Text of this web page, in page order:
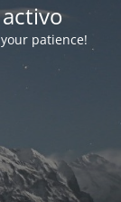
patience!